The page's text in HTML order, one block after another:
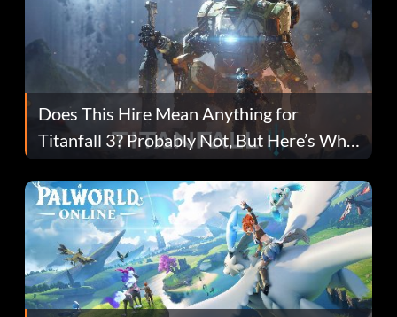
Does This Hire Mean Anything for
Titanfall 3? Probably Not, But Here’s Why
Fans Are Hopeful